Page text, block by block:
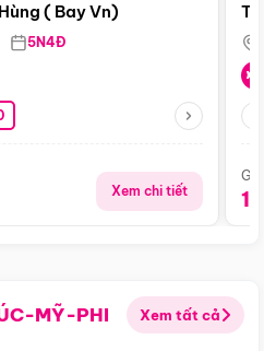
( Bay Vn)
5N4Đ
Xem chi tiết
MỸ-PHI Xem tất cả
Điểm nổi bật